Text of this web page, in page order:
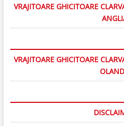
VRAJITOARE GHICITOARE
VRAJITOARE GHICITOARE